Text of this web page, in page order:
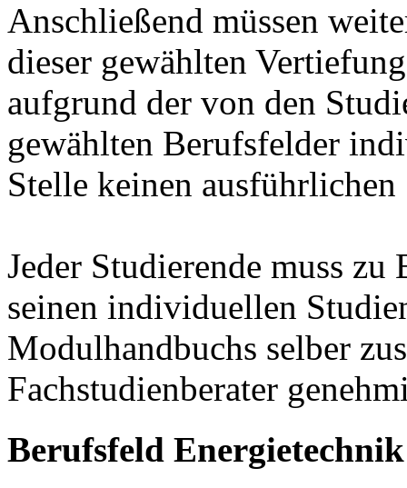
Anschließend müssen
dieser gewählten
aufgrund der von den
gewählten Berufsfelder
Stelle keinen
Jeder Studierende muss
seinen individuellen
Modulhandbuchs selber
Fachstudienberater
Berufsfeld Energietechnik